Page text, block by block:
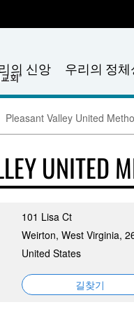
의 신앙 우리의 정체
Pleasant Valley United
UNITED
101 Lisa Ct
Weirton, West Virginia,
United States
길찾기